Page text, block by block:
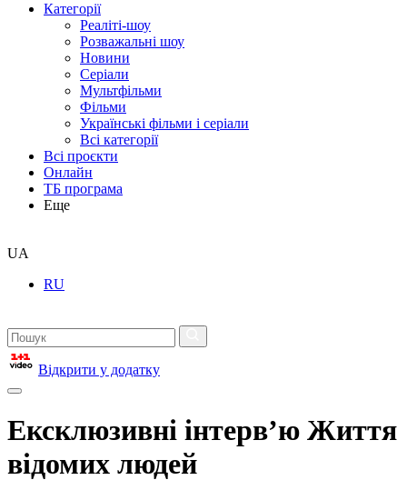
Категорії
Реаліті-шоу
Розважальні шоу
Новини
Серіали
Мультфільми
Фільми
Українські фільми і серіали
Всі категорії
Всі проєкти
Онлайн
ТБ програма
Еще
UA
RU
Відкрити у додатку
Ексклюзивні інтерв’ю Життя
відомих людей